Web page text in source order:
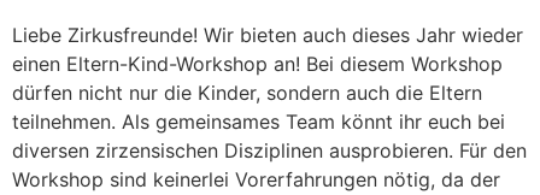
Liebe Zirkusfreunde! Wir bieten auch dieses Jahr wieder
einen Eltern-Kind-Workshop an! Bei diesem Workshop
dürfen nicht nur die Kinder, sondern auch die Eltern
teilnehmen. Als gemeinsames Team könnt ihr euch bei
diversen zirzensischen Disziplinen ausprobieren. Für den
Workshop sind keinerlei Vorerfahrungen nötig, da der